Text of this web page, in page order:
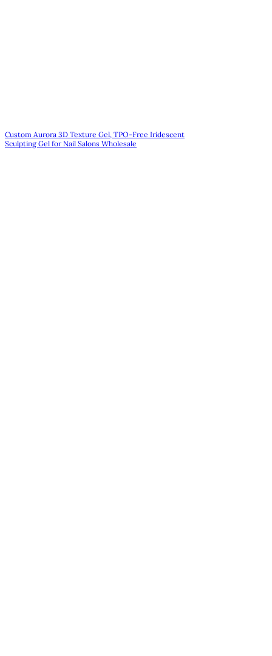
Custom Aurora 3D Texture Gel, TPO-Free Iridescent
Sculpting Gel for Nail Salons Wholesale